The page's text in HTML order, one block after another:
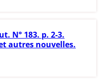
N° 183. p. 2-3.
autres nouvelles.